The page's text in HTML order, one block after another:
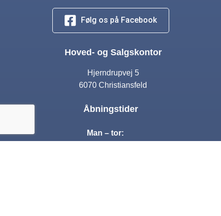
Følg os på Facebook
Hoved- og Salgskontor
Hjerndrupvej 5
6070 Christiansfeld
Åbningstider
Man – tor: